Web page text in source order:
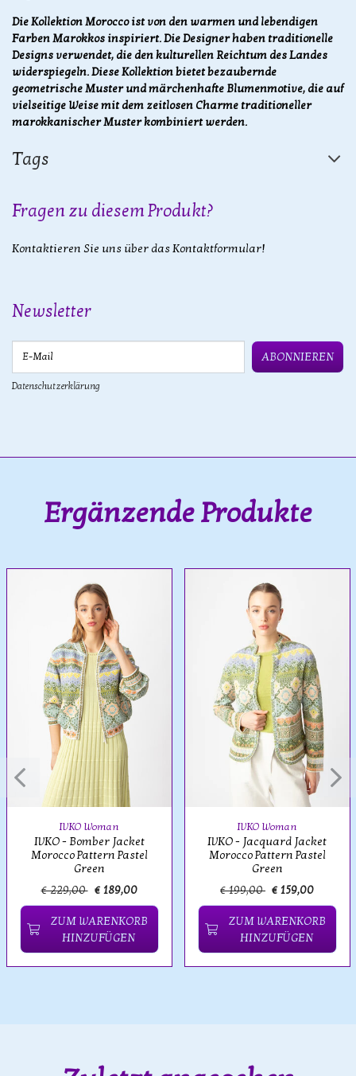
Die Kollektion Morocco ist von den warmen und lebendigen
Farben Marokkos inspiriert. Die Designer haben traditionelle
Designs verwendet, die den kulturellen Reichtum des Landes
widerspiegeln. Diese Kollektion bietet bezaubernde
geometrische Muster und märchenhafte Blumenmotive, die auf
vielseitige Weise mit dem zeitlosen Charme traditioneller
marokkanischer Muster kombiniert werden.
Tags
Fragen zu diesem Produkt?
Kontaktieren Sie uns über das Kontaktformular!
Newsletter
ABONNIEREN
Datenschutzerklärung
Ergänzende Produkte
IVKO Woman
IVKO - Bomber Jacket
Morocco Pattern Pastel
Green
€ 229,00 € 189,00
ZUM WARENKORB
HINZUFÜGEN
IVKO Woman
IVKO - Jacquard Jacket
Morocco Pattern Pastel
Green
€ 199,00 € 159,00
ZUM WARENKORB
HINZUFÜGEN